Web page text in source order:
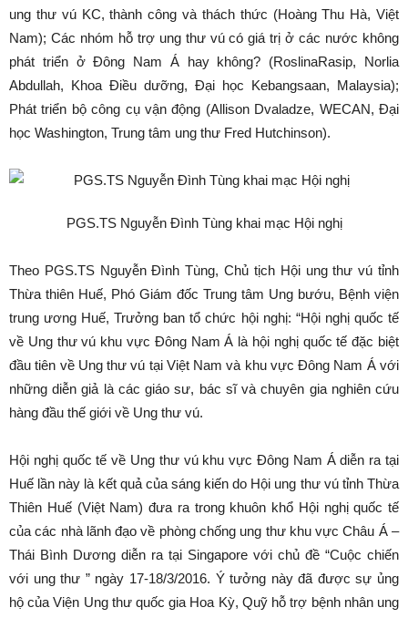
ung thư vú KC, thành công và thách thức (Hoàng Thu Hà, Việt
Nam); Các nhóm hỗ trợ ung thư vú có giá trị ở các nước không
phát triển ở Đông Nam Á hay không? (RoslinaRasip, Norlia
Abdullah, Khoa Điều dưỡng, Đại học Kebangsaan, Malaysia);
Phát triển bộ công cụ vận động (Allison Dvaladze, WECAN, Đại
học Washington, Trung tâm ung thư Fred Hutchinson).
PGS.TS Nguyễn Đình Tùng khai mạc Hội nghị
Theo PGS.TS Nguyễn Đình Tùng, Chủ tịch Hội ung thư vú tỉnh
Thừa thiên Huế, Phó Giám đốc Trung tâm Ung bướu, Bệnh viện
trung ương Huế, Trưởng ban tổ chức hội nghị: “Hội nghị quốc tế
về Ung thư vú khu vực Đông Nam Á là hội nghị quốc tế đặc biệt
đầu tiên về Ung thư vú tại Việt Nam và khu vực Đông Nam Á với
những diễn giả là các giáo sư, bác sĩ và chuyên gia nghiên cứu
hàng đầu thế giới về Ung thư vú.
Hội nghị quốc tế về Ung thư vú khu vực Đông Nam Á diễn ra tại
Huế lần này là kết quả của sáng kiến do Hội ung thư vú tỉnh Thừa
Thiên Huế (Việt Nam) đưa ra trong khuôn khổ Hội nghị quốc tế
của các nhà lãnh đạo về phòng chống ung thư khu vực Châu Á –
Thái Bình Dương diễn ra tại Singapore với chủ đề “Cuộc chiến
với ung thư ” ngày 17-18/3/2016. Ý tưởng này đã được sự ủng
hộ của Viện Ung thư quốc gia Hoa Kỳ, Quỹ hỗ trợ bệnh nhân ung